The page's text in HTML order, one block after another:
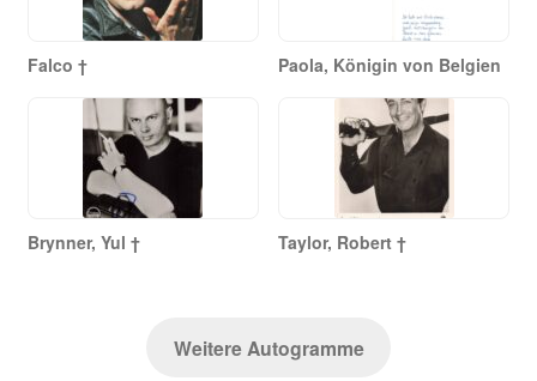
Falco † Paola, Königin von Belgien
Brynner, Yul † Taylor, Robert †
Weitere Autogramme